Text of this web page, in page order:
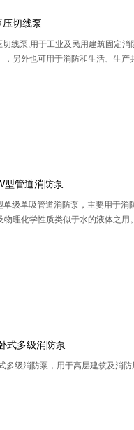
压切线泵
线泵,用于工业及民用建筑固定
，另外也可用于消防和生活、生
型管道消防泵
单级单吸管道消防泵，主要用于
物理化学性质类似于水的液体之用。
式多级消防泵
多级消防泵，用于高层建筑及消